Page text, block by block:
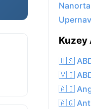
Kuzey
🇺🇸
🇻🇮
🇦🇮
🇦🇬